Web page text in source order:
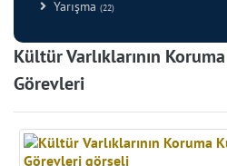
Yarışma (22)
Kültür Varlıklarının
Görevleri